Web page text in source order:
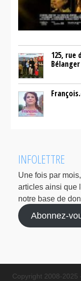
125, rue
Bélanger
INFOLETTRE
Une fois par
articles ainsi que
notre base de
Abonnez-
Copyright 2008-2025